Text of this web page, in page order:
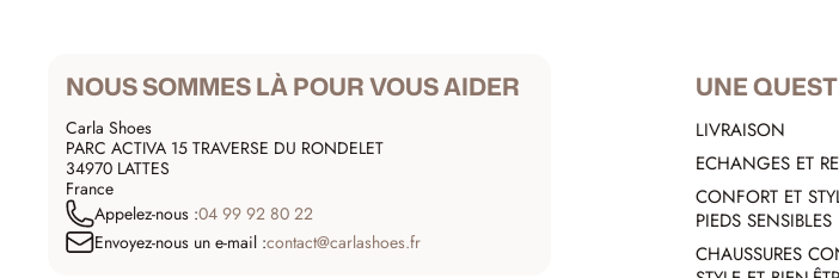
NOUS SOMMES LÀ POUR VOUS AIDER
Carla Shoes
PARC ACTIVA 15 TRAVERSE DU RONDELET
34970 LATTES
France
Appelez-nous :04 99 92 80 22
Envoyez-nous un e-mail :contact@carlashoes.fr
UNE
LIVRAISON
ECHANGES ET
CONFORT ET
PIEDS SENSIBLES
CHAUSSURES